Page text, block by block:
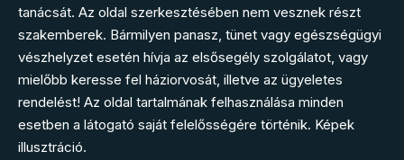
tanácsát. Az oldal szerkesztésében nem vesznek részt
szakemberek. Bármilyen panasz, tünet vagy egészségügyi
vészhelyzet esetén hívja az elsősegély szolgálatot, vagy
mielőbb keresse fel háziorvosát, illetve az ügyeletes
rendelést! Az oldal tartalmának felhasználása minden
esetben a látogató saját felelősségére történik. Képek
illusztráció.